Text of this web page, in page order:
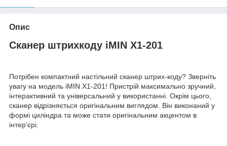
Опис
Сканер штрихкоду iMIN X1-201
Потрібен компактний настільний сканер штрих-коду? Зверніть
увагу на модель iMIN X1-201! Пристрій максимально зручний,
інтерактивний та універсальний у використанні. Окрім цього,
сканер відрізняється оригінальним виглядом. Він виконаний у
формі циліндра та може стати оригінальним акцентом в
інтер'єрі.